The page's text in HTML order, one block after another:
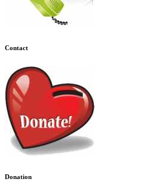
Contact
Donation